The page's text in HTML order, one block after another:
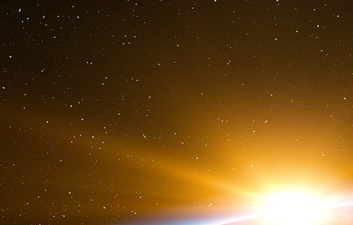
la Caisse des dépôts et consignations a
et des Comptes publics, Gérald
demandant, dans le cadre de ses missions
garantie de 171 millions d’euros.
Toujours selon le JDD, la direction
rétroactivement auprès de Cyril Mourin, le
paiement de la commission (424.000 € pour
2017) a ainsi été différé du 28 août au 15
Son montant serait revu à la baisse dès
reprise par l’État. Une issue plausible
projet de loi de finances 2018.